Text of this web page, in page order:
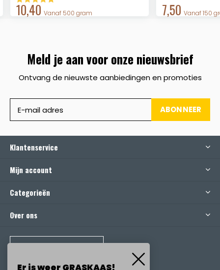
10,40 Vanaf 500 gram 7,50 Vanaf 150
Meld je aan voor onze nieuwsbrief
Ontvang de nieuwste aanbiedingen en promoties
ABONNEER
Klantenservice
Mijn account
Categorieën
Over ons
Er is weer GRASKAAS!